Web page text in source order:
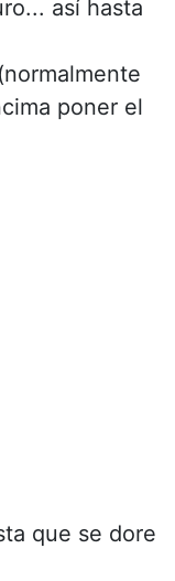
así hasta
poner el
que se dore